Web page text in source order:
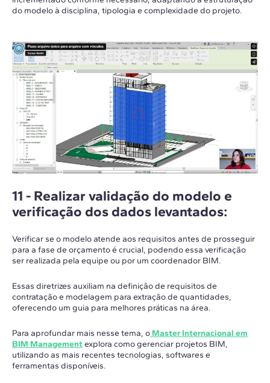
do modelo à disciplina, tipologia e complexidade do projeto.
11 - Realizar validação do modelo e
verificação dos dados levantados:
Verificar se o modelo atende aos requisitos antes de prosseguir
para a fase de orçamento é crucial, podendo essa verificação
ser realizada pela equipe ou por um coordenador BIM.
Essas diretrizes auxiliam na definição de requisitos de
contratação e modelagem para extração de quantidades,
oferecendo um guia para melhores práticas na área.
Para aprofundar mais nesse tema, o Master Internacional em
BIM Managementexplora como gerenciar projetos BIM,
utilizando as mais recentes tecnologias, softwares e
ferramentas disponíveis.